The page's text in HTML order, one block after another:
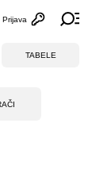
Otvori
Prijava
TABELE